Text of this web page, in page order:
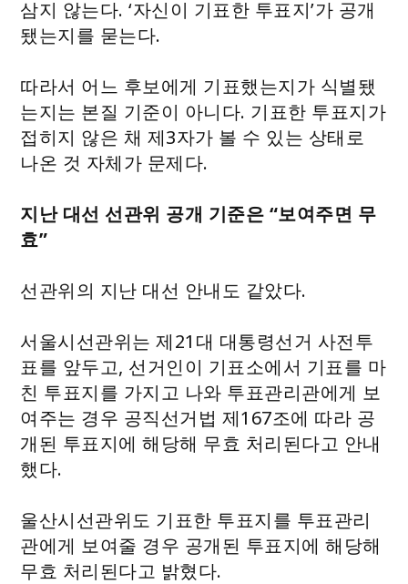
삼지 않는다. ‘자신이 기표한 투표지’가 공개
됐는지를 묻는다.
따라서 어느 후보에게 기표했는지가 식별됐
는지는 본질 기준이 아니다. 기표한 투표지가
접히지 않은 채 제3자가 볼 수 있는 상태로
나온 것 자체가 문제다.
지난 대선 선관위 공개 기준은 “보여주면 무
효”
선관위의 지난 대선 안내도 같았다.
서울시선관위는 제21대 대통령선거 사전투
표를 앞두고, 선거인이 기표소에서 기표를 마
친 투표지를 가지고 나와 투표관리관에게 보
여주는 경우 공직선거법 제167조에 따라 공
개된 투표지에 해당해 무효 처리된다고 안내
했다.
울산시선관위도 기표한 투표지를 투표관리
관에게 보여줄 경우 공개된 투표지에 해당해
무효 처리된다고 밝혔다.